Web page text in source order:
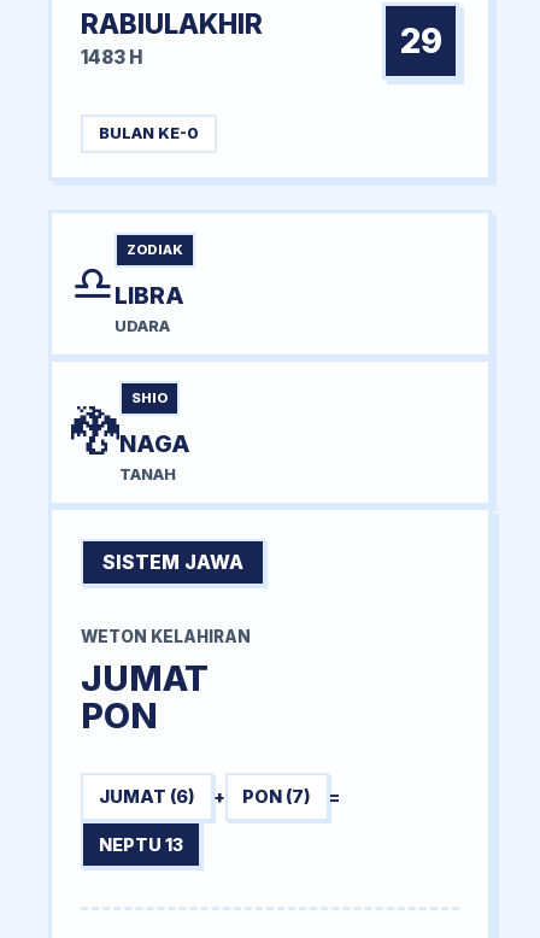
RABIULAKHIR
1483 H 29
BULAN KE-0
♎
ZODIAK
LIBRA
UDARA
🐉
SHIO
NAGA
TANAH
SISTEM JAWA
WETON KELAHIRAN
JUMAT
PON
JUMAT (6) + PON (7) =
NEPTU 13